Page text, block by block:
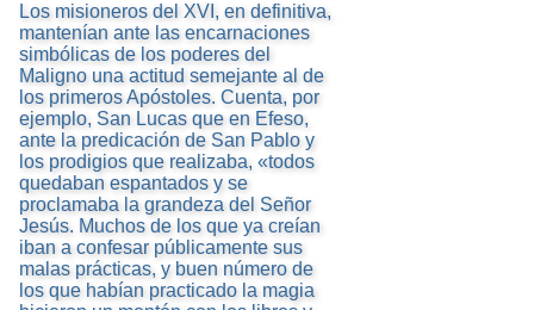
Los misioneros del XVI, en definitiva,
mantenían ante las encarnaciones
simbólicas de los poderes del
Maligno una actitud semejante al de
los primeros Apóstoles. Cuenta, por
ejemplo, San Lucas que en Efeso,
ante la predicación de San Pablo y
los prodigios que realizaba, «todos
quedaban espantados y se
proclamaba la grandeza del Señor
Jesús. Muchos de los que ya creían
iban a confesar públicamente sus
malas prácticas, y buen número de
los que habían practicado la magia